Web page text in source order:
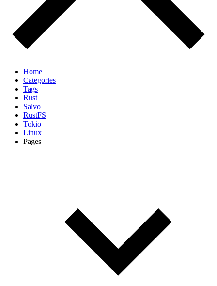
Home
Categories
Tags
Rust
Salvo
RustFS
Tokio
Linux
Pages